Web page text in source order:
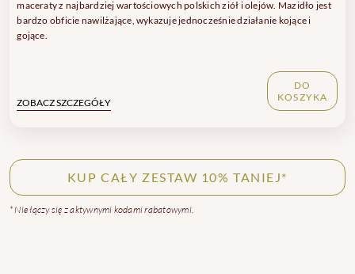
maceraty z najbardziej wartościowych polskich ziół i olejów. Mazidło jest
bardzo obficie nawilżające, wykazuje jednocześnie działanie kojące i
gojące.
ZOBACZ SZCZEGÓŁY
DO
KOSZYKA
KUP CAŁY ZESTAW 10% TANIEJ*
* Nie łączy się z aktywnymi kodami rabatowymi.